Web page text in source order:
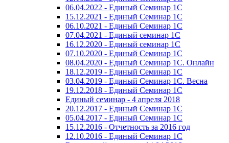
06.04.2022 - Единый Семинар 1С
15.12.2021 - Единый Семинар 1С
06.10.2021 - Единый Семинар 1С
07.04.2021 - Единый семинар 1С
16.12.2020 - Единый семинар 1С
07.10.2020 - Единый Семинар 1С
08.04.2020 - Единый Семинар 1С. Онлайн
18.12.2019 - Единый Семинар 1С
03.04.2019 - Единый Семинар 1С. Весна
19.12.2018 - Единый Семинар 1С
Единый семинар - 4 апреля 2018
20.12.2017 - Единый Семинар 1С
05.04.2017 - Единый Семинар 1С
15.12.2016 - Отчетность за 2016 год
12.10.2016 - Единый Семинар 1С